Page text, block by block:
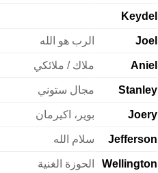
Keydel
Joel الرب هو الله
Aniel ملاك / ملائكي
Stanley مجال ستوني
Joery بوير، اكيرمان
Jefferson سلام الله
Wellington الحوزة الغنية